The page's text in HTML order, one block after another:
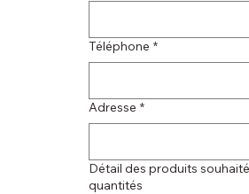
Téléphone *
Adresse *
Détail des produits
quantités